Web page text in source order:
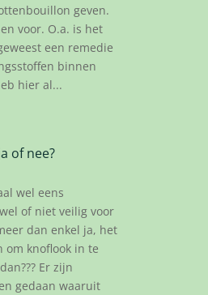
geven.
voor. O.a. is het
een remedie
binnen
hier al...
of nee?
wel eens
of niet veilig voor
dan enkel ja, het
om knoflook in te
Er zijn
gedaan waaruit